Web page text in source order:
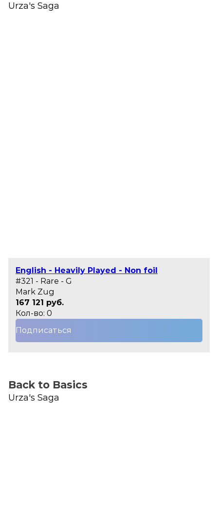
Urza's Saga
English - Heavily Played - Non foil
#321 - Rare - G
Mark Zug
167 121 руб.
Кол-во: 0
Подписаться
Back to Basics
Urza's Saga